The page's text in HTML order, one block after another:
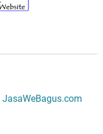
JasaWeBagus.com